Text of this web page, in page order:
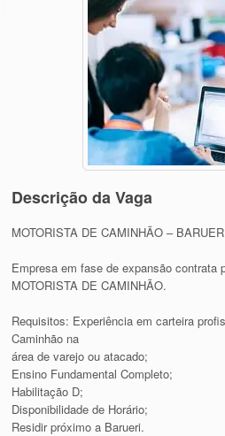
Descrição da Vaga
MOTORISTA DE CAMINHÃO –
Empresa em fase de expansão contrata
MOTORISTA DE CAMINHÃO.
Requisitos: Experiência em carteira
Caminhão na
área de varejo ou atacado;
Ensino Fundamental Completo;
Habilitação D;
Disponibilidade de Horário;
Residir próximo a Barueri.